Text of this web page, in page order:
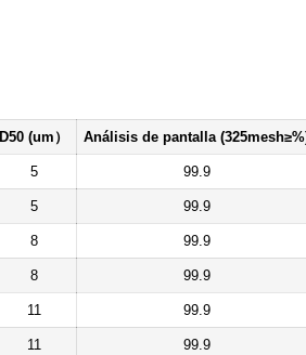
D50 (um） Análisis de pantalla
5 99.9
5 99.9
8 99.9
8 99.9
11 99.9
11 99.9